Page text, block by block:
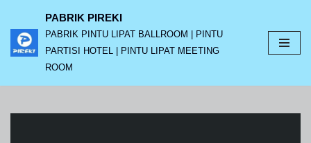
Lompat
ke
PABRIK PIREKI
PABRIK PINTU LIPAT BALLROOM | PINTU
PARTISI HOTEL | PINTU LIPAT MEETING
ROOM